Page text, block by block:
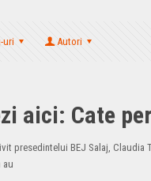
uri Autori
aici: Cate
presedintelui BEJ Salaj, Claudia
au